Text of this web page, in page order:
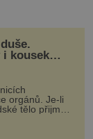
i kousek
orgánů. Je-li
tělo přijme